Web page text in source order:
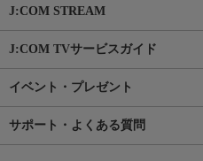
J:COM STREAM
J:COM TVサービスガイド
イベント・プレゼント
サポート・よくある質問